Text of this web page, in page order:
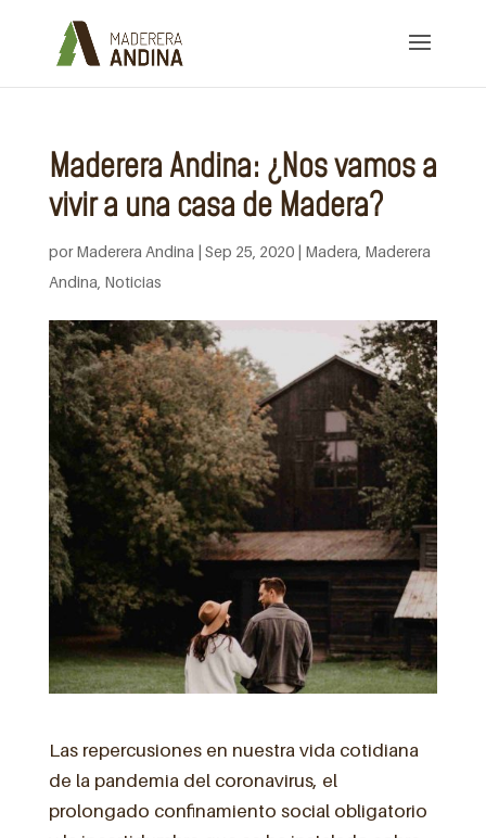
Maderera Andina: ¿Nos vamos a
vivir a una casa de Madera?
porMaderera Andina | Sep 25, 2020| Madera Maderera
Andina Noticias
Las repercusiones en nuestra vida cotidiana
de la pandemia del coronavirus, el
prolongado confinamiento social obligatorio